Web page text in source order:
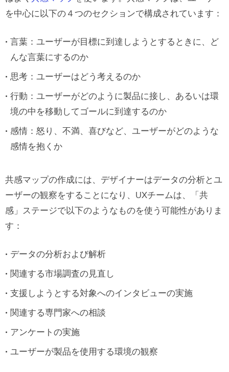
を中心に以下の４つのセクションで構成されています：
言葉：ユーザーが目標に到達しようとするときに、ど
んな言葉にするのか
思考：ユーザーはどう考えるのか
行動：ユーザーがどのように製品に接し、あるいは環
境の中を移動してゴールに到達するのか
感情：怒り、不満、喜びなど、ユーザーがどのような
感情を抱くか
共感マップの作成には、デザイナーはデータの分析とユ
ーザーの観察をすることになり、UXチームは、「共
感」ステージで以下のようなものを使う可能性がありま
す：
データの分析および解析
関連する市場調査の見直し
支援しようとする対象へのインタビューの実施
関連する専門家への相談
アンケートの実施
ユーザーが製品を使用する環境の観察